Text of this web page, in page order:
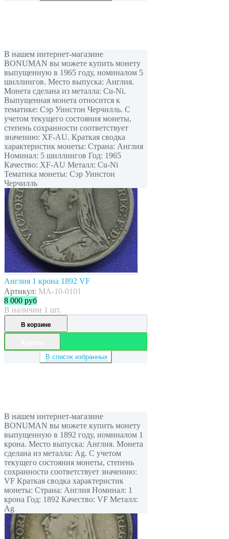
В нашем интернет-магазине
BONUMAN вы можете купить монету
выпущенную в 1965 году, номиналом 5
шиллингов. Место выпуска: Англия.
Монета сделана из металла: Cu-Ni.
Выпущенная монета относится к
тематике: Cэр Уинстон Черчилль. С
учетом текущего состояния монеты,
степень сохранности соответствует
значению: XF-AU. Краткая сводка
характеристик монеты: Страна: Англия
Номинал: 5 шиллингов Год: 1965
Качество: XF-AU Металл: Cu-Ni
Тематика монеты: Cэр Уинстон
Черчилль
Англия 1 крона 1892 VF
Артикул: MA-10-0101
8 000 руб
В наличии 1 шт.
В корзине
В список избранных
В нашем интернет-магазине
BONUMAN вы можете купить монету
выпущенную в 1892 году, номиналом 1
крона. Место выпуска: Англия. Монета
сделана из металла: Ag. С учетом
текущего состояния монеты, степень
сохранности соответствует значению:
VF Краткая сводка характеристик
монеты: Страна: Англия Номинал: 1
крона Год: 1892 Качество: VF Металл:
Ag